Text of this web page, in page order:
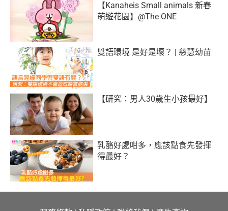
【Kanaheis Small animals 新春
萌遊花園】@The ONE
雙語環境 是好是壞？ | 慈慧幼苗
【研究：男人30歲生小孩最好】
乳酪好處咁多，應該點食先發揮
得最好？